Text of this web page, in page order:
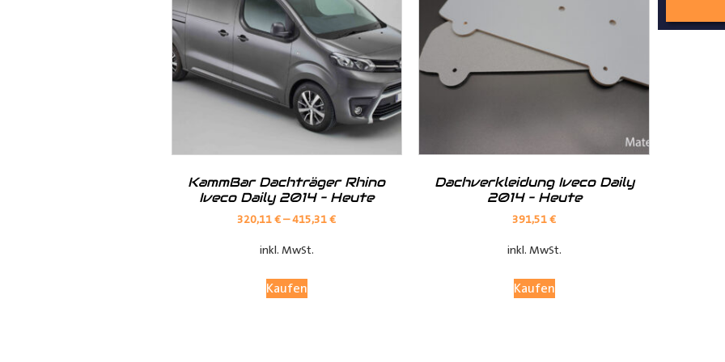
Hilfreiche Montageanleitungen und Tipps finden Sie auch auf unserem
Ihr Team vonDer Ausbauer
KammBar Dachträger Rhino
Iveco Daily 2014 – Heute
320,11€–415,31€
inkl. MwSt.
Kaufen
Dachverkleidung Iveco Daily
2014 – Heute
391,51€
inkl. MwSt.
Kaufen